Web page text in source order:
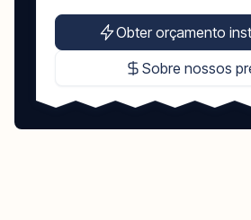
Obter orçamento
Sobre nossos